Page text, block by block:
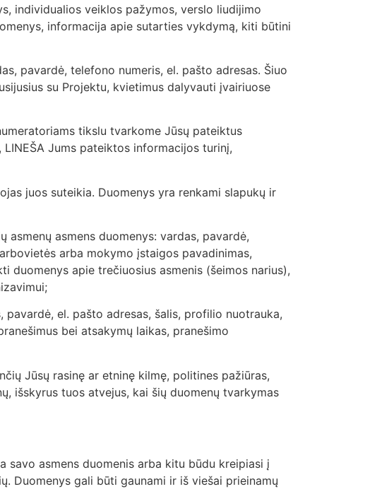
individualios veiklos pažymos, verslo liudijimo
informacija apie sutarties vykdymą, kiti būtini
pavardė, telefono numeris, el. pašto adresas. Šiuo
su Projektu, kvietimus dalyvauti įvairiuose
tikslu tvarkome Jūsų pateiktus
Jums pateiktos informacijos turinį,
juos suteikia. Duomenys yra renkami slapukų ir
asmens duomenys: vardas, pavardė,
arba mokymo įstaigos pavadinimas,
apie trečiuosius asmenis (šeimos narius),
el. pašto adresas, šalis, profilio nuotrauka,
bei atsakymų laikas, pranešimo
Jūsų rasinę ar etninę kilmę, politines pažiūras,
išskyrus tuos atvejus, kai šių duomenų tvarkymas
savo asmens duomenis arba kitu būdu kreipiasi į
Duomenys gali būti gaunami ir iš viešai prieinamų